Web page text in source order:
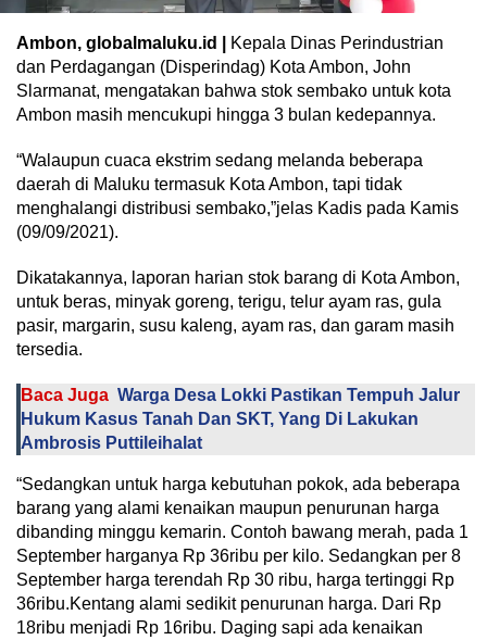
Ambon, globalmaluku.id |
Kepala Dinas Perindustrian
dan Perdagangan (Disperindag) Kota Ambon, John
Slarmanat, mengatakan bahwa stok sembako untuk kota
Ambon masih mencukupi hingga 3 bulan kedepannya.
“Walaupun cuaca ekstrim sedang melanda beberapa
daerah di Maluku termasuk Kota Ambon, tapi tidak
menghalangi distribusi sembako,”jelas Kadis pada Kamis
(09/09/2021).
Dikatakannya, laporan harian stok barang di Kota Ambon,
untuk beras, minyak goreng, terigu, telur ayam ras, gula
pasir, margarin, susu kaleng, ayam ras, dan garam masih
tersedia.
Baca Juga Warga Desa Lokki Pastikan Tempuh Jalur
Hukum Kasus Tanah Dan SKT, Yang Di Lakukan
Ambrosis Puttileihalat
“Sedangkan untuk harga kebutuhan pokok, ada beberapa
barang yang alami kenaikan maupun penurunan harga
dibanding minggu kemarin. Contoh bawang merah, pada 1
September harganya Rp 36ribu per kilo. Sedangkan per 8
September harga terendah Rp 30 ribu, harga tertinggi Rp
36ribu.Kentang alami sedikit penurunan harga. Dari Rp
18ribu menjadi Rp 16ribu. Daging sapi ada kenaikan